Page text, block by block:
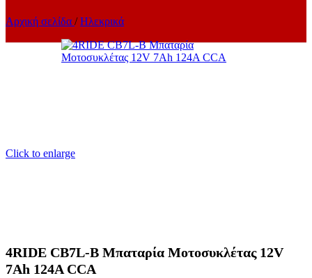
Αρχική σελίδα / Ηλεκρικά
Click to enlarge
4RIDE CB7L-B Μπαταρία Μοτοσυκλέτας 12V
7Ah 124A CCA